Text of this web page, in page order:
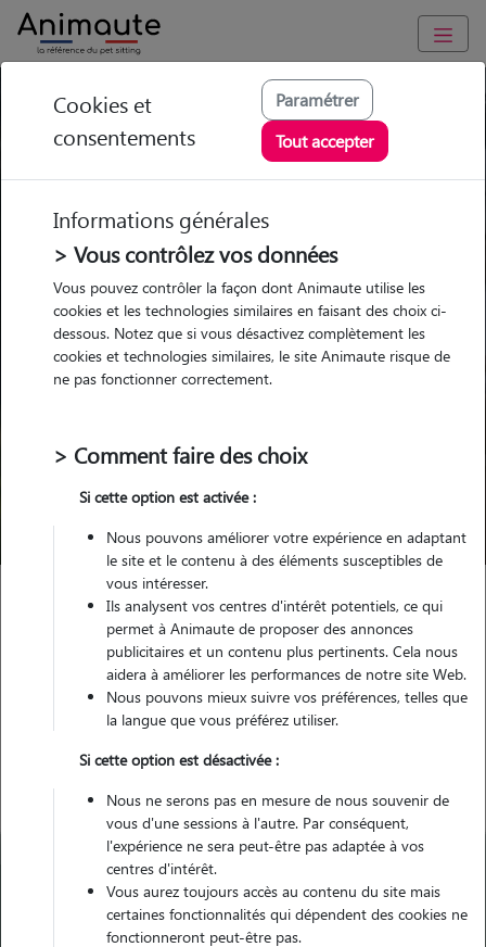
Trouvez votre gardien idéal !
Garde
chez le Pet Sitter
Garde
chez le Pet Sitter Visites
Visites
Pour quel animal ?
Trouver mon Pet Sitter
Garde animaux France Grand-Est Marne Épernay
Nos gardiens à Épernay
Cookies et
consentements
Paramétrer
Tout accepter
Informations générales
> Vous contrôlez vos données
Vous pouvez contrôler la façon dont Animaute utilise les
cookies et les technologies similaires en faisant des choix ci-
dessous. Notez que si vous désactivez complètement les
cookies et technologies similaires, le site Animaute risque de
ne pas fonctionner correctement.
> Comment faire des choix
Si cette option est activée :
Nous pouvons améliorer votre expérience en adaptant
le site et le contenu à des éléments susceptibles de
vous intéresser.
Ils analysent vos centres d'intérêt potentiels, ce qui
permet à Animaute de proposer des annonces
publicitaires et un contenu plus pertinents. Cela nous
aidera à améliorer les performances de notre site Web.
Nous pouvons mieux suivre vos préférences, telles que
la langue que vous préférez utiliser.
Si cette option est désactivée :
Nous ne serons pas en mesure de nous souvenir de
vous d'une sessions à l'autre. Par conséquent,
l'expérience ne sera peut-être pas adaptée à vos
centres d'intérêt.
Vous aurez toujours accès au contenu du site mais
certaines fonctionnalités qui dépendent des cookies ne
fonctionneront peut-être pas.